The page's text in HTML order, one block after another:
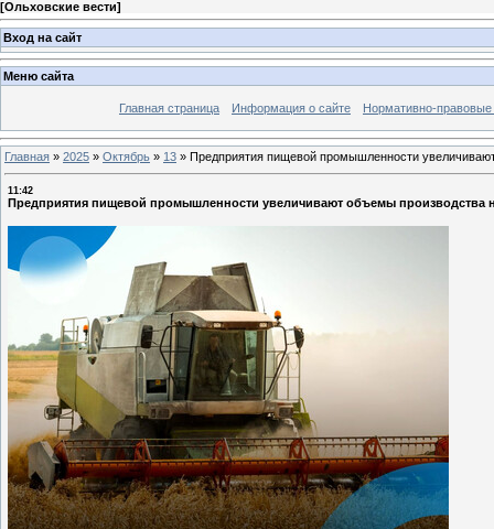
[Ольховские вести]
Вход на сайт
Меню сайта
Главная страница Информация о сайте Нормативно-правовые
Главная » 2025 » Октябрь » 13 » Предприятия пищевой промышленности
11:42
Предприятия пищевой промышленности увеличивают объемы производства